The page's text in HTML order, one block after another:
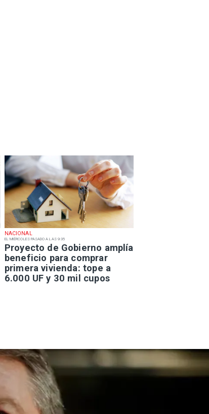
NACIONAL
EL MIÉRCOLES PASADO A LAS 9:35
Proyecto de Gobierno amplía
beneficio para comprar
primera vivienda: tope a
6.000 UF y 30 mil cupos